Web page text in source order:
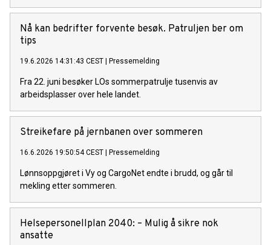
Nå kan bedrifter forvente besøk. Patruljen ber om
tips
19.6.2026 14:31:43 CEST Pressemelding
Fra 22. juni besøker LOs sommerpatrulje tusenvis av
arbeidsplasser over hele landet.
Streikefare på jernbanen over sommeren
16.6.2026 19:50:54 CEST Pressemelding
Lønnsoppgjøret i Vy og CargoNet endte i brudd, og går til
mekling etter sommeren.
Helsepersonellplan 2040: – Mulig å sikre nok
ansatte